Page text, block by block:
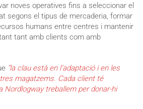
noves operatives fins a seleccionar el
segons el tipus de mercaderia, formar
humans entre centres i mantenir
tant amb clients com amb
“la clau està en l’adaptació i en les
magatzems. Cada client té
Nordlogway treballem per donar-hi